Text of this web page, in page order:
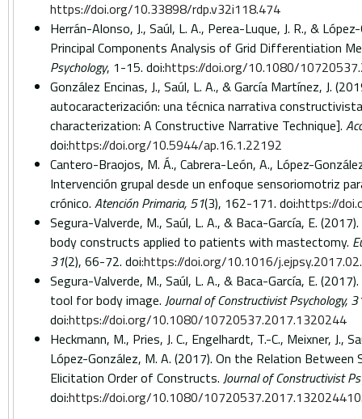
https://doi.org/10.33898/rdp.v32i118.474
Herrán-Alonso, J., Saúl, L. A., Perea-Luque, J. R., &
Principal Components Analysis of Grid Differentiation
Psychology, 1-15. doi:https://doi.org/10.1080/
González Encinas, J., Saúl, L. A., & García Martínez, J.
autocaracterización: una técnica narrativa
characterization: A Constructive Narrative Technique].
doi:https://doi.org/10.5944/ap.16.1.22192
Cantero-Braojos, M. Á., Cabrera-León, A., López-
Intervención grupal desde un enfoque sensoriomotriz
crónico. Atención Primaria, 51(3), 162-171. doi:https://
Segura-Valverde, M., Saúl, L. A., & Baca-García, E.
body constructs applied to patients with mastectomy.
31(2), 66-72. doi:https://doi.org/10.1016/
Segura-Valverde, M., Saúl, L. A., & Baca-García, E.
tool for body image. Journal of Constructivist Psychology,
doi:https://doi.org/10.1080/10720537.2017.1320244
Heckmann, M., Pries, J. C., Engelhardt, T.-C., Meixner, J.,
López-González, M. A. (2017). On the Relation Between
Elicitation Order of Constructs. Journal of Constructivist
doi:https://doi.org/10.1080/